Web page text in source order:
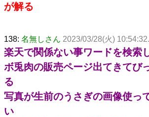
が解る
138: 名無しさん 2023/03/28(火)
楽天で関係ない事ワードを検索
ボ兎肉の販売ページ出てきてび
る
写真が生前のうさぎの画像使っ
い